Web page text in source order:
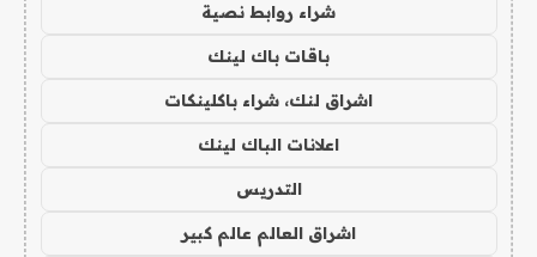
شراء روابط نصية
باقات باك لينك
اشراق لنك، شراء باكلينكات
اعلانات الباك لينك
التدريس
اشراق العالم عالم كبير